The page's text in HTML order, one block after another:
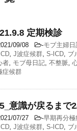
定期検診
09/08 -モブ主婦日
J波症候群 S-ICD ブ
者 モブ母日記 不整脈
症候群
意識が戻るまで
07/27 -早期再分極
J波症候群 S-ICD ブ